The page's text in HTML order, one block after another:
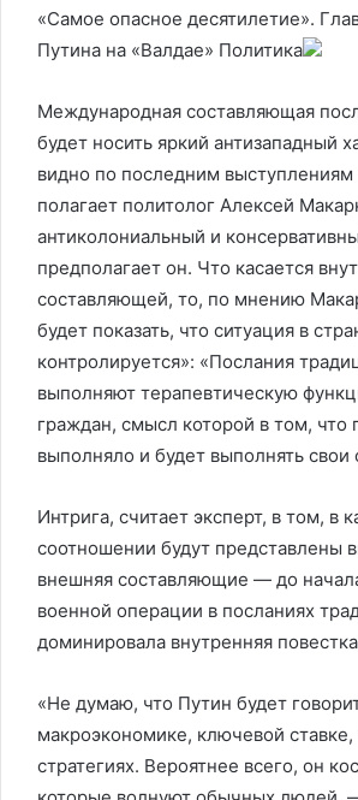
«Самое опасное десятилетие».
Путина на «Валдае» Политика
Международная составляющая
будет носить яркий антизападный
видно по последним выступлениям
полагает политолог Алексей
антиколониальный и
предполагает он. Что касается
составляющей, то, по мнению
будет показать, что ситуация в
контролируется»: «Послания
выполняют терапевтическую
граждан, смысл которой в том, что
выполняло и будет выполнять свои
Интрига, считает эксперт, в том, в
соотношении будут представлены
внешняя составляющие — до
военной операции в посланиях
доминировала внутренняя
«Не думаю, что Путин будет
макроэкономике, ключевой
стратегиях. Вероятнее всего, он